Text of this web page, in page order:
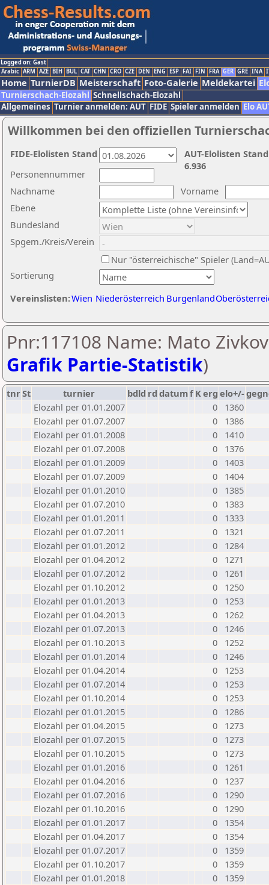
Logged on: Gast
Arabic ARM AZE BIH BUL CAT CHN CRO CZE DEN ENG ESP FAI FIN FRA GER GRE INA
Home TurnierDB Meisterschaft Foto-Galerie Meldekartei
Turnierschach-Elozahl Schnellschach-Elozahl
Allgemeines Turnier anmelden: AUT FIDE Spieler anmelden Elo
Willkommen bei den offiziellen
Nachname
Vorname
Ebene
Sortierung
Personennummer
Bundesland
Spgem./Kreis/Verein
Nur "österreichische" Spieler
Vereinslisten:Wien Niederösterreich Burgenland
AUT-Elolisten
6.936
FIDE-Elolisten Stand
Pnr:117108 Name: Mato
Grafik Partie-Statistik)
tnrSt turnier bdld rd datumf Kerg elo+/-
Elozahl per 01.01.2007
0
1360
Elozahl per 01.07.2007
0
1386
Elozahl per 01.01.2008
0
1410
Elozahl per 01.07.2008
0
1376
Elozahl per 01.01.2009
0
1403
Elozahl per 01.07.2009
0
1404
Elozahl per 01.01.2010
0
1385
Elozahl per 01.07.2010
0
1383
Elozahl per 01.01.2011
0
1333
Elozahl per 01.07.2011
0
1321
Elozahl per 01.01.2012
0
1284
Elozahl per 01.04.2012
0
1271
Elozahl per 01.07.2012
0
1261
Elozahl per 01.10.2012
0
1250
Elozahl per 01.01.2013
0
1253
Elozahl per 01.04.2013
0
1262
Elozahl per 01.07.2013
0
1246
Elozahl per 01.10.2013
0
1252
Elozahl per 01.01.2014
0
1246
Elozahl per 01.04.2014
0
1253
Elozahl per 01.07.2014
0
1253
Elozahl per 01.10.2014
0
1253
Elozahl per 01.01.2015
0
1286
Elozahl per 01.04.2015
0
1273
Elozahl per 01.07.2015
0
1273
Elozahl per 01.10.2015
0
1273
Elozahl per 01.01.2016
0
1261
Elozahl per 01.04.2016
0
1237
Elozahl per 01.07.2016
0
1290
Elozahl per 01.10.2016
0
1290
Elozahl per 01.01.2017
0
1354
Elozahl per 01.04.2017
0
1354
Elozahl per 01.07.2017
0
1359
Elozahl per 01.10.2017
0
1359
Elozahl per 01.01.2018
0
1359